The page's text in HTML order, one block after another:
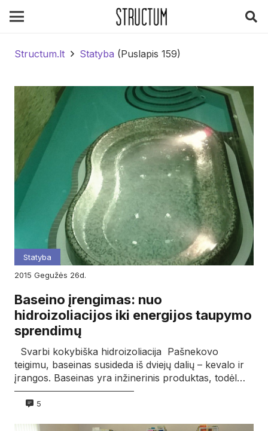
Structum.lt Statyba (Puslapis 159)
Statyba
2015
gegužės 26d.
Baseino įrengimas: nuo
hidroizoliacijos iki energijos taupymo
sprendimų
Svarbi kokybiška hidroizoliacija Pašnekovo
teigimu, baseinas susideda iš dviejų dalių – kevalo ir
įrangos. Baseinas yra inžinerinis produktas, todėl…
5